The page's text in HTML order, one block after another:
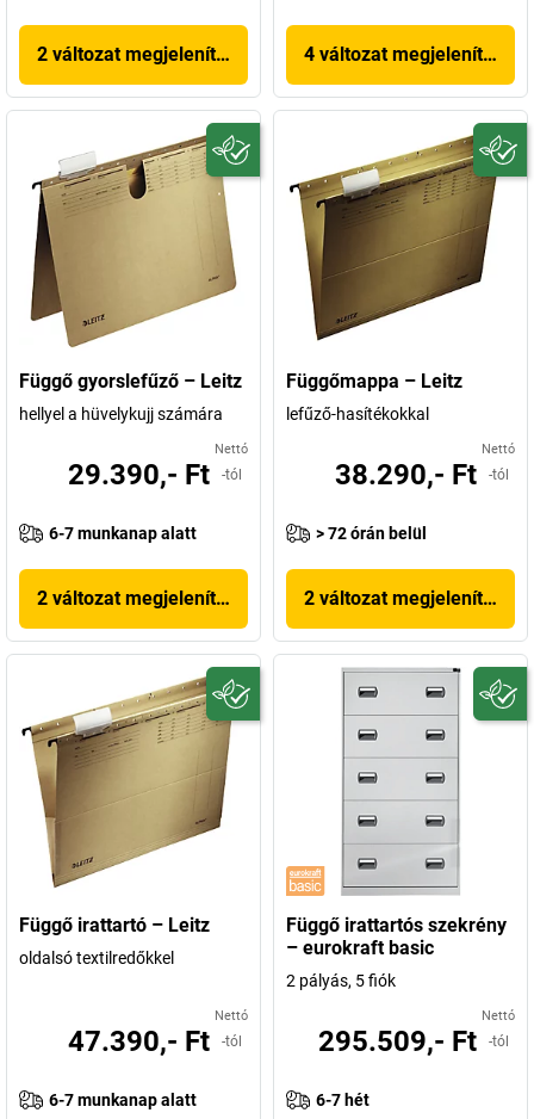
2 változat megjelenítése 4 változat megjelenítése
Függő gyorslefűző – Leitz
hellyel a hüvelykujj számára
Nettó
29.390,- Ft -tól
6-7 munkanap alatt
2 változat megjelenítése
Függőmappa – Leitz
lefűző-hasítékokkal
Nettó
38.290,- Ft -tól
> 72 órán belül
2 változat megjelenítése
Függő irattartó – Leitz
oldalsó textilredőkkel
Nettó
47.390,- Ft -tól
6-7 munkanap alatt
Függő irattartós szekrény
– eurokraft basic
2 pályás, 5 fiók
Nettó
295.509,- Ft -tól
6-7 hét